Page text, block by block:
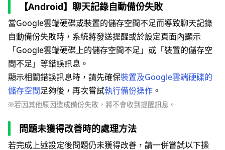
【Android】聊天記錄自動備份失敗
當Google雲端硬碟或裝置的儲存空間不足而導致聊天記錄
自動備份失敗時，系統將發送提醒或於設定頁面內顯示
「Google雲端硬碟上的儲存空間不足」或「裝置的儲存空
間不足」等錯誤訊息。
顯示相關錯誤訊息時，請先確保裝置及Google雲端硬碟的
儲存空間足夠後，再次嘗試執行備份操作 。
※若因其他原因造成備份失敗，將不會收到提醒訊息。
問題未獲得改善時的處理方法
若完成上述設定後問題仍未獲得改善，請一併嘗試以下操